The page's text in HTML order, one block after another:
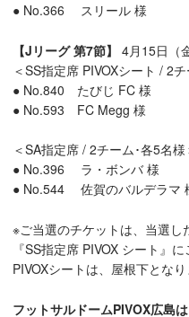
● No.366 スリール 様
【Jリーグ 第7節】 4月15日（
＜SS指定席 PIVOXシート / 2
● No.840 たびじ FC 様
● No.593 FC Megg 様
＜SA指定席 / 2チーム･各5名様
● No.396 ラ・ボンバ 様
● No.544 佐賀のバルデラマ
※ご当選のチケットは、当選し
『SS指定席 PIVOX シート』に
PIVOXシートは、屋根下とな
フットサルドームPIVOX広島